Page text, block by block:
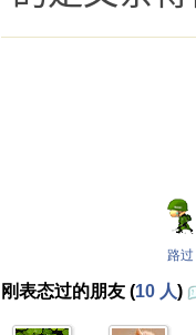
路过
刚表态过的朋友 (10 人)